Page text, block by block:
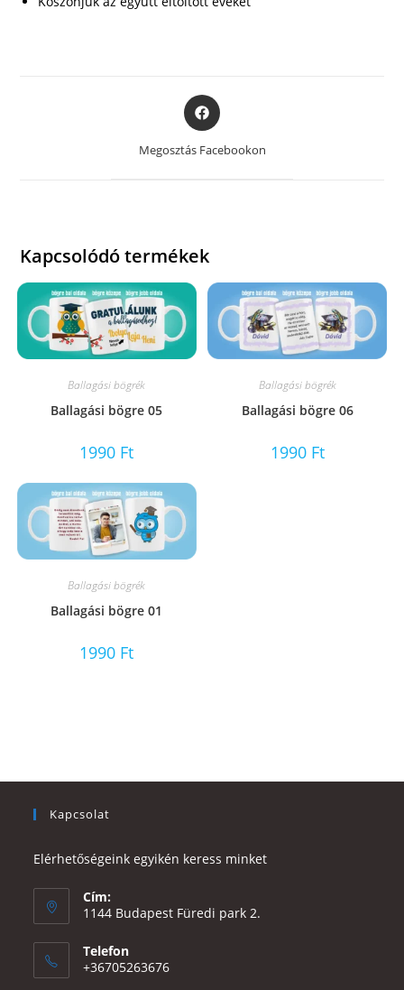
Opens
in
a
Megosztás Facebookon
Kapcsolódó termékek
Ballagási bögrék
Ballagási bögre 05
1990 Ft
Ballagási bögrék
Ballagási bögre 06
1990 Ft
Ballagási bögrék
Ballagási bögre 01
1990 Ft
Kapcsolat
Elérhetőségeink egyikén keress minket
Cím:
1144 Budapest Füredi park 2.
Telefon
+36705263676